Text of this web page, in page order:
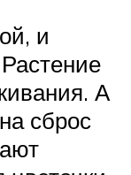
и
А
сброс